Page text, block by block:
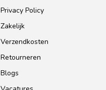
Privacy Policy
Zakelijk
Verzendkosten
Retourneren
Blogs